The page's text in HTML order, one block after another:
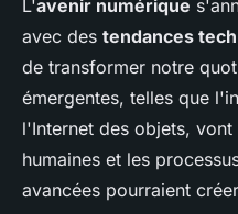
L'avenir numérique
avec des tendances
de transformer notre
émergentes, telles que
l'Internet des objets,
humaines et les
avancées pourraient